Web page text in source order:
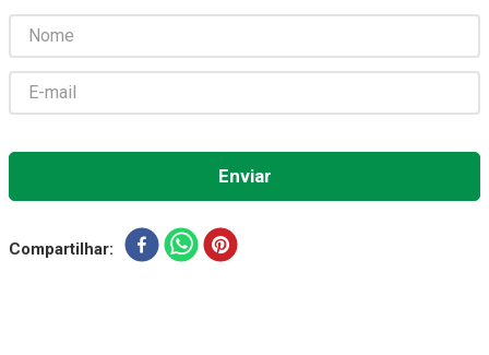
Compartilhar
6º Littmann
7º Absorvente Geriatrico
8º